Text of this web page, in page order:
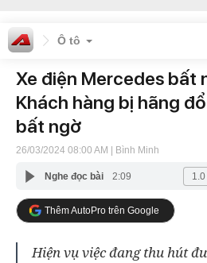
Ô tô
Xe điện Mercedes bất
Khách hàng bị hãng
bất ngờ
26/03/2024 08:00 AM | Bình Minh
Nghe đọc bài 2:09
Thêm AutoPro trên Google
Hiện vụ việc đang thu hút